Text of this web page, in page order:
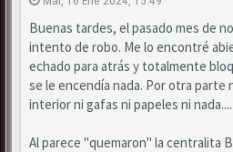
Buenas tardes, el pasado mes de
intento de robo. Me lo encontré
echado para atrás y totalmente
se le encendía nada. Por otra parte
interior ni gafas ni papeles ni
Al parece "quemaron" la centralita